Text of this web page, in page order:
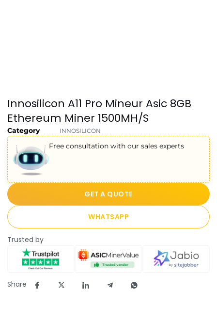
Innosilicon A11 Pro Mineur Asic 8GB
Ethereum Miner 1500MH/S
Category INNOSILICON
Free consultation with our sales experts
GET A QUOTE
WHATSAPP
Trusted by
Share